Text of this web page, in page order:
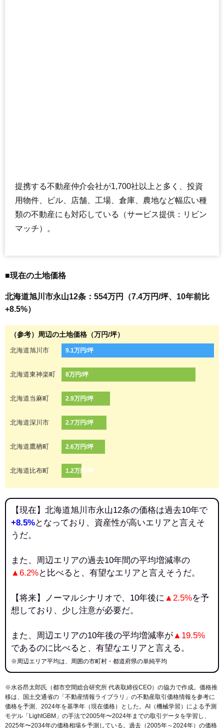
提携する不動産仲介会社が1,700社以上と多く、投資
用物件、ビル、店舗、工場、倉庫、農地など幅広い種
類の不動産にも対応している（サービス提供：リビン
マッチ）。
■現在の土地価格
北海道旭川市永山12条：554万円（7.4万円/坪、10年前比
+8.5%）
（参考）周辺の土地価格（万円/坪）
北海道旭川市 9.1万円/坪
北海道東神楽町 8万円/坪
北海道当麻町 2.9万円/坪
北海道深川市 2.7万円/坪
北海道鷹栖町 2.6万円/坪
北海道比布町 1.2万円/坪
【現在】北海道旭川市永山12条の価格は過去10年で
+8.5%となっており、資産性が高いエリアと言えそ
うだ。
また、周辺エリアの過去10年間の平均増減率の
▲6.2%と比べると、有望なエリアと言えそうだ。
【将来】ノーマルシナリオで、10年後に ▲2.5%を予
想しており、少し注意が必要だ。
また、周辺エリアの10年後の平均増減率が▲19.5%
であるのに比べると、有望なエリアと言える。
※周辺エリア平均は、周囲の市町村・都道府県の単純平均
※水谷昂太郎氏（都市空間総合研究所 代表取締役CEO）の協力で作成。価格推
移は、国土交通省の「 不動産情報ライブラリ 」の不動産取引価格情報を参考に
価格を予測、2024年を基準年（現在価格）とした。AI（機械学習）による予測
モデル「LightGBM」の手法で2005年〜2024年までの取引データを学習し、
2025年〜2034年の価格相場を予測している。過去（2005年～2024年）の価格